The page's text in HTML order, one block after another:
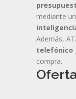
mediante
Además,
telefónico
compra.